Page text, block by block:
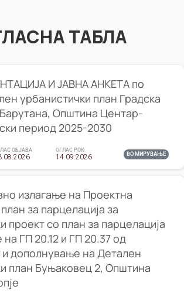
ТАБЛА
И ЈАВНА АНКЕТА по
урбанистички план Градска
Општина Центар-
период 2025-2030
ОБЈАВА ОГЛАС РОК
14.09.2026 ВО МИРУВАЊЕ
излагање на Проектна
за парцелација за
проект со план за парцелација
на ГП 20.12 и ГП 20.37 од
дополнување на Детален
план Буњаковец 2, Општина